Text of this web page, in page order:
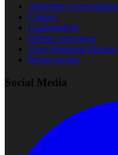
Algemene voorwaarden
Contact
Cookiebeleid
Offerte aanvragen
Over Weekend Klussen
Privacybeleid
Social Media